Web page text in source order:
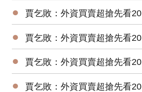
● 賈乞敗：外資買賣超搶先看20230915
● 賈乞敗：外資買賣超搶先看20230914
● 賈乞敗：外資買賣超搶先看20230907
● 賈乞敗：外資買賣超搶先看20230906